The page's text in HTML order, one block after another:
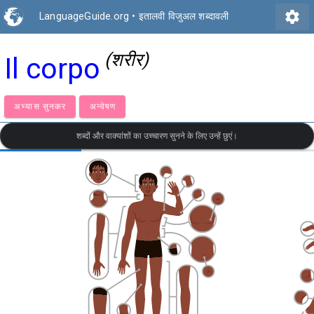
LanguageGuide.org • इतालवी विजुअल शब्दावली settings
Il corpo (शरीर)
अभ्यास सुनकर अन्वेषण
शब्दों और वाक्यांशों का उच्चारण सुनने के लिए उन्हें छुएं।